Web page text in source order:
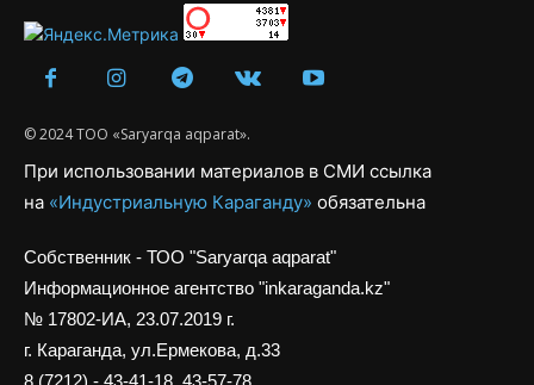
© 2024 ТОО «Saryarqa aqparat».
При использовании материалов в СМИ ссылка
на «Индустриальную Караганду» обязательна
Собственник - ТОО "Saryarqa aqparat"
Информационное агентство "inkaraganda.kz"
№ 17802-ИА, 23.07.2019 г.
г. Караганда, ул.Ермекова, д.33